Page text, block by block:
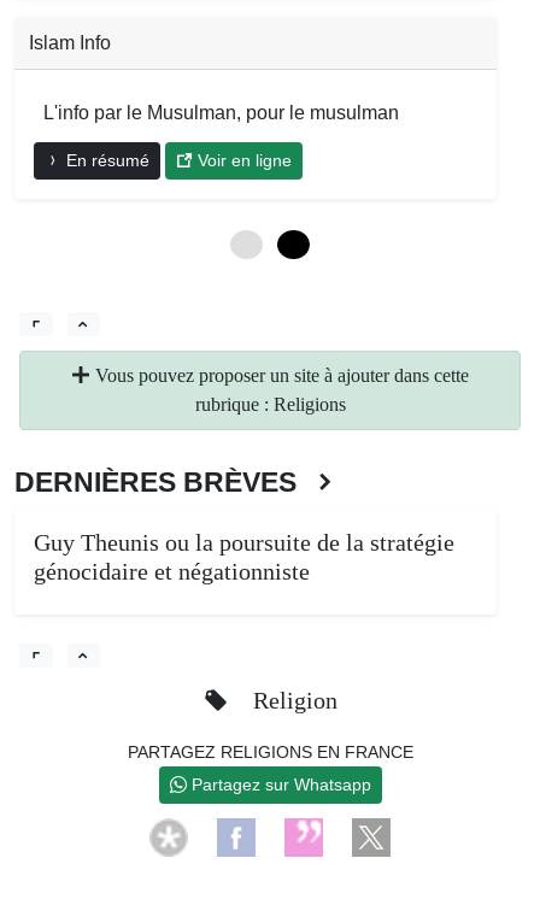
Islam Info
L'info par le Musulman, pour le musulman
En résumé Voir en ligne
Vous pouvez proposer un site à ajouter dans cette
rubrique : Religions
DERNIÈRES BRÈVES
Guy Theunis ou la poursuite de la stratégie
génocidaire et négationniste
Religion
PARTAGEZ RELIGIONS EN FRANCE
Partagez sur Whatsapp